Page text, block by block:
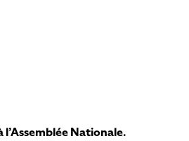
Nationale.